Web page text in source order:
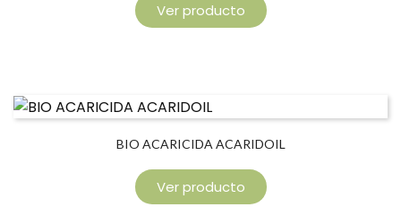
Ver producto
BIO ACARICIDA ACARIDOIL
Ver producto